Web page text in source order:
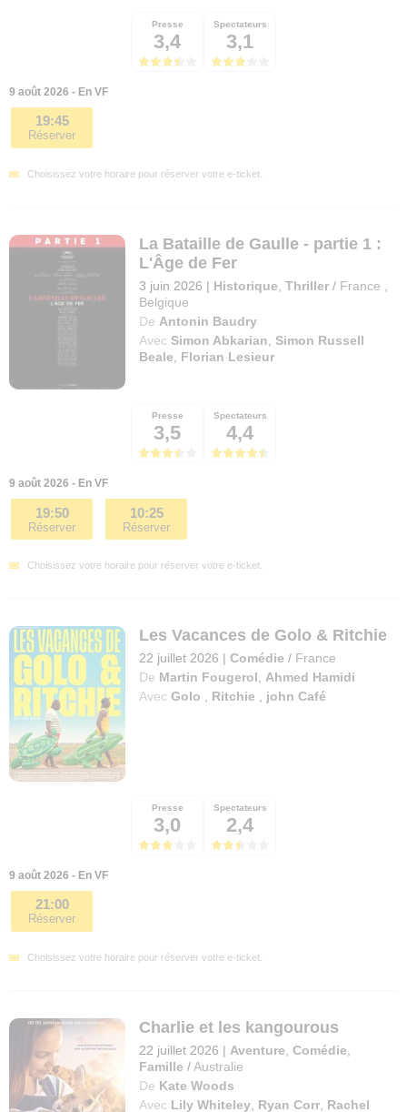
Presse
3,4
Spectateurs
3,1
9 août 2026 - En VF
19:45
Réserver
Choisissez votre horaire pour réserver votre e-ticket.
La Bataille de Gaulle - partie 1 :
L'Âge de Fer
3 juin 2026 | Historique ,Thriller / France
Belgique
De Antonin Baudry
Avec Simon Abkarian ,Simon Russell
Beale
Florian Lesieur
Presse
3,5
Spectateurs
4,4
9 août 2026 - En VF
19:50
Réserver
10:25
Réserver
Choisissez votre horaire pour réserver votre e-ticket.
Les Vacances de Golo & Ritchie
22 juillet 2026 | Comédie / France
De Martin Fougerol
Ahmed Hamidi
Avec Golo Ritchie john Café
Presse
3,0
Spectateurs
2,4
9 août 2026 - En VF
21:00
Réserver
Choisissez votre horaire pour réserver votre e-ticket.
Charlie et les kangourous
22 juillet 2026 | Aventure ,Comédie
Famille / Australie
De Kate Woods
Avec Lily Whiteley Ryan Corr Rachel